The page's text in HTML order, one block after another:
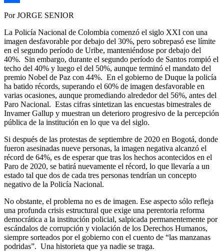
Link
Compartir
Por JORGE SENIOR
La Policía Nacional de Colombia comenzó el siglo XXI con una
imagen desfavorable por debajo del 30%, pero sobrepasó ese límite
en el segundo período de Uribe, manteniéndose por debajo del
40%. Sin embargo, durante el segundo período de Santos rompió el
techo del 40% y luego el del 50%, aunque terminó el mandato del
premio Nobel de Paz con 44%. En el gobierno de Duque la policía
ha batido récords, superando el 60% de imagen desfavorable en
varias ocasiones, aunque promediando alrededor del 56%, antes del
Paro Nacional. Estas cifras sintetizan las encuestas bimestrales de
Invamer Gallup y muestran un deterioro progresivo de la percepción
pública de la institución en lo que va del siglo.
Si después de las protestas de septiembre de 2020 en Bogotá, donde
fueron asesinadas nueve personas, la imagen negativa alcanzó el
récord de 64%, es de esperar que tras los hechos acontecidos en el
Paro de 2020, se batirá nuevamente el récord, lo que llevaría a un
estado tal que dos de cada tres personas tendrían un concepto
negativo de la Policía Nacional.
No obstante, el problema no es de imagen. Ese aspecto sólo refleja
una profunda crisis estructural que exige una perentoria reforma
democrática a la institución policial, salpicada permanentemente por
escándalos de corrupción y violación de los Derechos Humanos,
siempre sorteados por el gobierno con el cuento de “las manzanas
podridas”. Una historieta que ya nadie se traga.